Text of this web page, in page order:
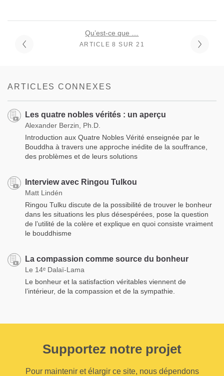
Qu’est-ce que …
ARTICLE 8 SUR 21
ARTICLES CONNEXES
Les quatre nobles vérités : un aperçu
Alexander Berzin, Ph.D.
Introduction aux Quatre Nobles Vérité enseignée par le
Bouddha à travers une approche inédite de la souffrance,
des problèmes et de leurs solutions
Interview avec Ringou Tulkou
Matt Lindén
Ringou Tulku discute de la possibilité de trouver le bonheur
dans les situations les plus désespérées, pose la question
de l’utilité de la colère et explique en quoi consiste vraiment
le bouddhisme
La compassion comme source du bonheur
Le 14ᵉ Dalaï-Lama
Le bonheur et la satisfaction véritables viennent de
l’intérieur, de la compassion et de la sympathie.
Supportez notre projet
Pour maintenir et élargir ce site, nous dépendons